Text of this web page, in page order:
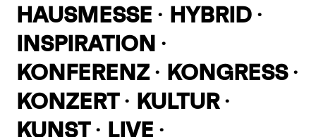
HAUSMESSE
HYBRID
INSPIRATION
KONFERENZ
KONGRESS
KONZERT
KULTUR
KUNST
LIVE